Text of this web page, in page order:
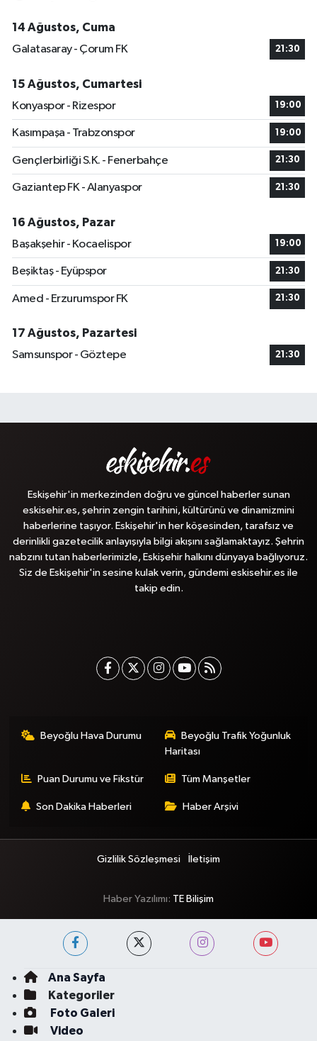
14 Ağustos, Cuma
Galatasaray - Çorum FK
21:30
15 Ağustos, Cumartesi
Konyaspor - Rizespor
19:00
Kasımpaşa - Trabzonspor 19:00
Gençlerbirliği S.K. - Fenerbahçe 21:30
Gaziantep FK - Alanyaspor 21:30
16 Ağustos, Pazar
Başakşehir - Kocaelispor
19:00
Beşiktaş - Eyüpspor 21:30
Amed - Erzurumspor FK 21:30
17 Ağustos, Pazartesi
Samsunspor - Göztepe
21:30
Eskişehir'in merkezinden doğru ve güncel haberler sunan
eskisehir.es, şehrin zengin tarihini, kültürünü ve dinamizmini
haberlerine taşıyor. Eskişehir'in her köşesinden, tarafsız ve
derinlikli gazetecilik anlayışıyla bilgi akışını sağlamaktayız. Şehrin
nabzını tutan haberlerimizle, Eskişehir halkını dünyaya bağlıyoruz.
Siz de Eskişehir'in sesine kulak verin, gündemi eskisehir.es ile
takip edin.
Beyoğlu Hava Durumu
Beyoğlu Trafik Yoğunluk
Haritası
Puan Durumu ve Fikstür Tüm Manşetler
Son Dakika Haberleri Haber Arşivi
Gizlilik Sözleşmesi İletişim
Haber Yazılımı: TE Bilişim
Ana Sayfa
Kategoriler
Foto Galeri
Video